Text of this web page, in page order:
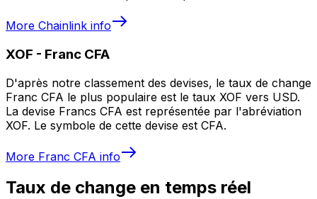
More Chainlink info
XOF - Franc CFA
D'après notre classement des devises, le taux de change
Franc CFA le plus populaire est le taux XOF vers USD.
La devise Francs CFA est représentée par l'abréviation
XOF. Le symbole de cette devise est CFA.
More Franc CFA info
Taux de change en temps réel